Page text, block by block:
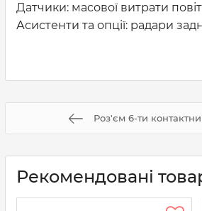
Датчики: масової витрати
Асистенти та опції: радари
Роз'єм 6-ти
Рекомендовані